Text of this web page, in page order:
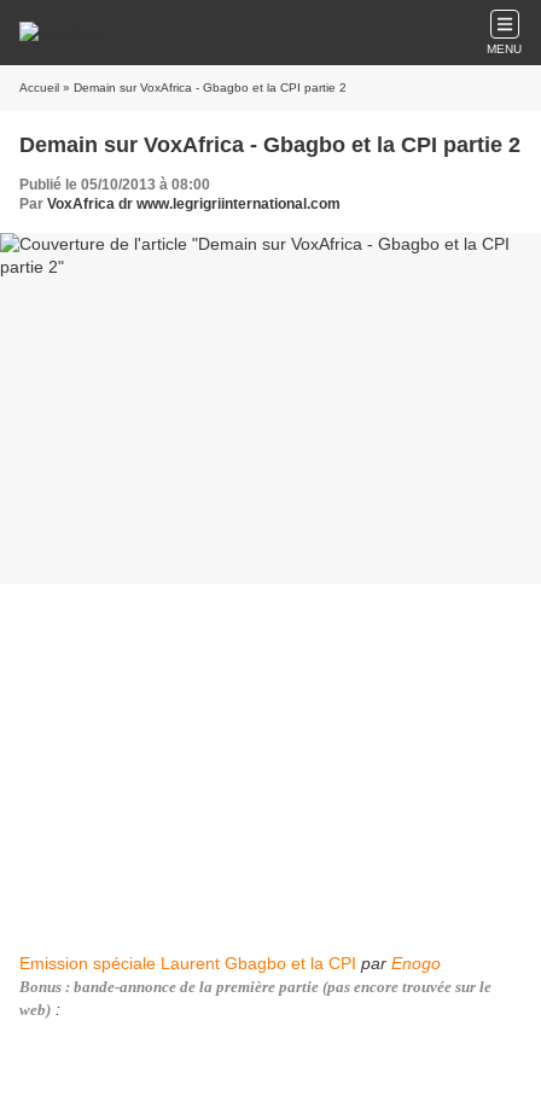
MENU
Accueil » Demain sur VoxAfrica - Gbagbo et la CPI partie 2
Demain sur VoxAfrica - Gbagbo et la CPI partie 2
Publié le 05/10/2013 à 08:00
Par VoxAfrica dr www.legrigriinternational.com
Emission spéciale Laurent Gbagbo et la CPI par Enogo
Bonus : bande-annonce de la première partie (pas encore trouvée sur le
web) :